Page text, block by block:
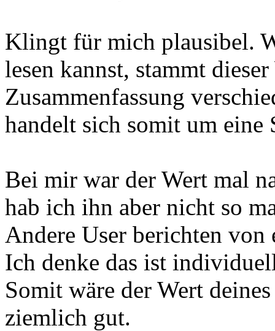
Klingt für mich plausibel.
lesen kannst, stammt
Zusammenfassung
handelt sich somit um eine
Bei mir war der Wert mal
hab ich ihn aber nicht so
Andere User berichten
Ich denke das ist
Somit wäre der Wert
ziemlich gut.